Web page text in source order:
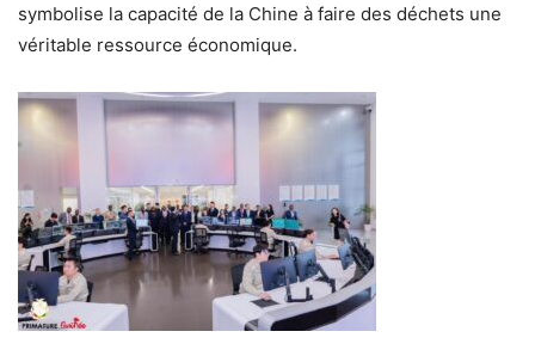
symbolise la capacité de la Chine à faire des déchets une
véritable ressource économique.